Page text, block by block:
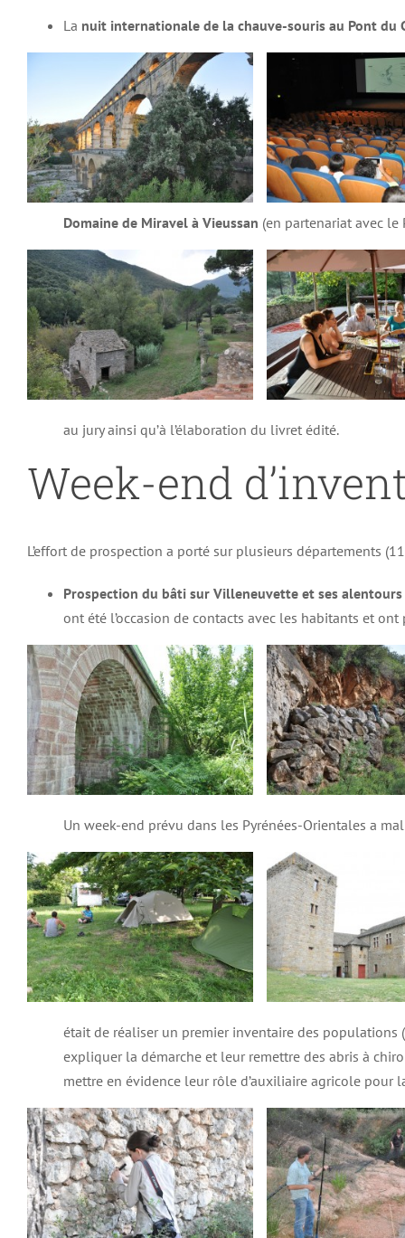
La nuit internationale de la chauve-souris au Pont du
Domaine de Miravel à Vieussan (en partenariat avec le
au jury ainsi qu’à l’élaboration du livret édité.
Week-end
L’effort de prospection a porté sur plusieurs départements
Prospection du bâti sur Villeneuvette et ses alentours
ont été l’occasion de contacts avec les habitants et
Un week-end prévu dans les Pyrénées-Orientales a
était de réaliser un premier inventaire des
expliquer la démarche et leur remettre des abris à
mettre en évidence leur rôle d’auxiliaire agricole pour